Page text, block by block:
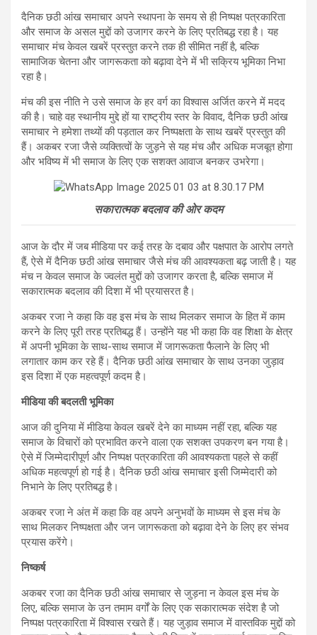
दैनिक छठी आंख समाचार अपने स्थापना के समय से ही निष्पक्ष पत्रकारिता
और समाज के असल मुद्दों को उजागर करने के लिए प्रतिबद्ध रहा है। यह
समाचार मंच केवल खबरें प्रस्तुत करने तक ही सीमित नहीं है, बल्कि
सामाजिक चेतना और जागरूकता को बढ़ावा देने में भी सक्रिय भूमिका निभा
रहा है।
मंच की इस नीति ने उसे समाज के हर वर्ग का विश्वास अर्जित करने में मदद
की है। चाहे वह स्थानीय मुद्दे हों या राष्ट्रीय स्तर के विवाद, दैनिक छठी आंख
समाचार ने हमेशा तथ्यों की पड़ताल कर निष्पक्षता के साथ खबरें प्रस्तुत की
हैं। अकबर रजा जैसे व्यक्तित्वों के जुड़ने से यह मंच और अधिक मजबूत होगा
और भविष्य में भी समाज के लिए एक सशक्त आवाज बनकर उभरेगा।
सकारात्मक बदलाव की ओर कदम
आज के दौर में जब मीडिया पर कई तरह के दबाव और पक्षपात के आरोप लगते
हैं, ऐसे में दैनिक छठी आंख समाचार जैसे मंच की आवश्यकता बढ़ जाती है। यह
मंच न केवल समाज के ज्वलंत मुद्दों को उजागर करता है, बल्कि समाज में
सकारात्मक बदलाव की दिशा में भी प्रयासरत है।
अकबर रजा ने कहा कि वह इस मंच के साथ मिलकर समाज के हित में काम
करने के लिए पूरी तरह प्रतिबद्ध हैं। उन्होंने यह भी कहा कि वह शिक्षा के क्षेत्र
में अपनी भूमिका के साथ-साथ समाज में जागरूकता फैलाने के लिए भी
लगातार काम कर रहे हैं। दैनिक छठी आंख समाचार के साथ उनका जुड़ाव
इस दिशा में एक महत्वपूर्ण कदम है।
मीडिया की बदलती भूमिका
आज की दुनिया में मीडिया केवल खबरें देने का माध्यम नहीं रहा, बल्कि यह
समाज के विचारों को प्रभावित करने वाला एक सशक्त उपकरण बन गया है।
ऐसे में जिम्मेदारीपूर्ण और निष्पक्ष पत्रकारिता की आवश्यकता पहले से कहीं
अधिक महत्वपूर्ण हो गई है। दैनिक छठी आंख समाचार इसी जिम्मेदारी को
निभाने के लिए प्रतिबद्ध है।
अकबर रजा ने अंत में कहा कि वह अपने अनुभवों के माध्यम से इस मंच के
साथ मिलकर निष्पक्षता और जन जागरूकता को बढ़ावा देने के लिए हर संभव
प्रयास करेंगे।
निष्कर्ष
अकबर रजा का दैनिक छठी आंख समाचार से जुड़ना न केवल इस मंच के
लिए, बल्कि समाज के उन तमाम वर्गों के लिए एक सकारात्मक संदेश है जो
निष्पक्ष पत्रकारिता में विश्वास रखते हैं। यह जुड़ाव समाज में वास्तविक मुद्दों को